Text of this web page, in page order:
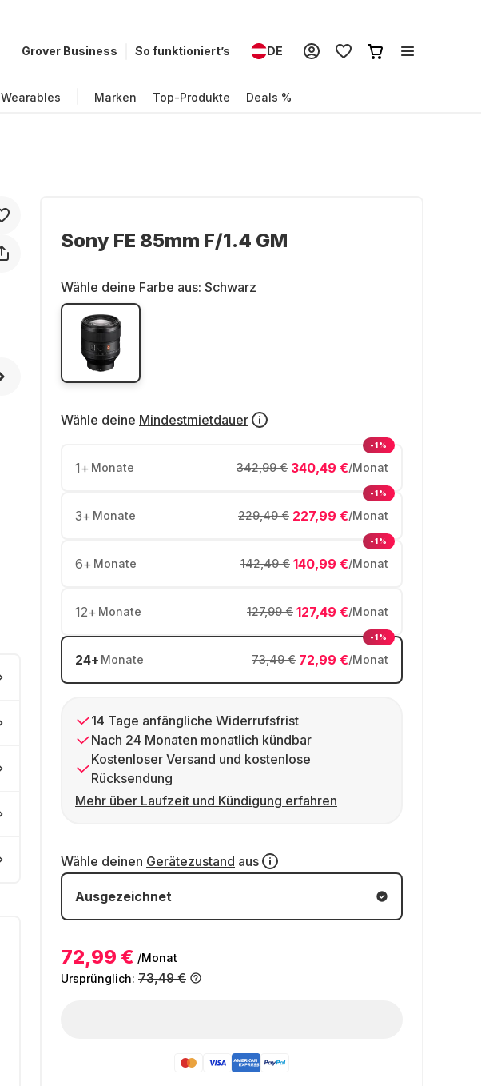
Grover Business So funktioniert’s DE
Wearables Marken Top-Produkte Deals %
Sony FE 85mm F/1.4 GM
Wähle deine Farbe aus: Schwarz
Wähle deine Mindestmietdauer
1+ Monate 340,49 €/Monat
342,99 €
-1%
3+ Monate 227,99 €/Monat
229,49 €
-1%
6+ Monate 140,99 €/Monat
142,49 €
-1%
12+ Monate 127,49 €/Monat
127,99 €
24+ Monate 72,99 €/Monat
73,49 €
-1%
14 Tage anfängliche Widerrufsfrist
Nach 24 Monaten monatlich kündbar
Kostenloser Versand und kostenlose
Rücksendung
Mehr über Laufzeit und Kündigung erfahren
Wähle deinen Gerätezustand aus
Ausgezeichnet
72,99 € /Monat
Ursprünglich: 73,49 €